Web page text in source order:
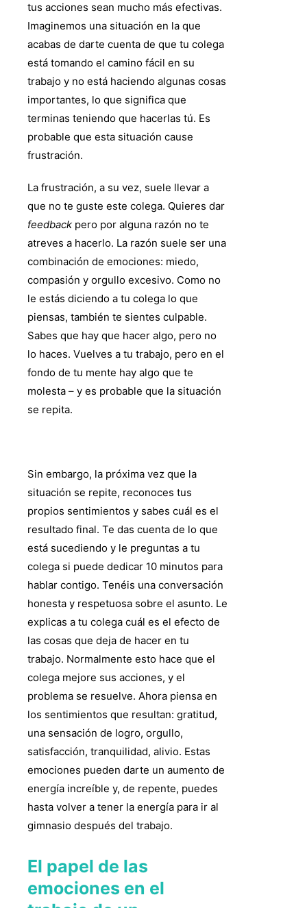
tus acciones sean mucho más efectivas.
Imaginemos una situación en la que
acabas de darte cuenta de que tu colega
está tomando el camino fácil en su
trabajo y no está haciendo algunas cosas
importantes, lo que significa que
terminas teniendo que hacerlas tú. Es
probable que esta situación cause
frustración.
La frustración, a su vez, suele llevar a
que no te guste este colega. Quieres dar
feedback pero por alguna razón no te
atreves a hacerlo. La razón suele ser una
combinación de emociones: miedo,
compasión y orgullo excesivo. Como no
le estás diciendo a tu colega lo que
piensas, también te sientes culpable.
Sabes que hay que hacer algo, pero no
lo haces. Vuelves a tu trabajo, pero en el
fondo de tu mente hay algo que te
molesta – y es probable que la situación
se repita.
Sin embargo, la próxima vez que la
situación se repite, reconoces tus
propios sentimientos y sabes cuál es el
resultado final. Te das cuenta de lo que
está sucediendo y le preguntas a tu
colega si puede dedicar 10 minutos para
hablar contigo. Tenéis una conversación
honesta y respetuosa sobre el asunto. Le
explicas a tu colega cuál es el efecto de
las cosas que deja de hacer en tu
trabajo. Normalmente esto hace que el
colega mejore sus acciones, y el
problema se resuelve. Ahora piensa en
los sentimientos que resultan: gratitud,
una sensación de logro, orgullo,
satisfacción, tranquilidad, alivio. Estas
emociones pueden darte un aumento de
energía increíble y, de repente, puedes
hasta volver a tener la energía para ir al
gimnasio después del trabajo.
El papel de las
emociones en el